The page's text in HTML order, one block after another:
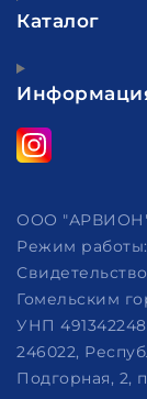
Каталог
ООО
Режим работы:
Гомельским
УНП 491342248
246022,
Подгорная, 2,